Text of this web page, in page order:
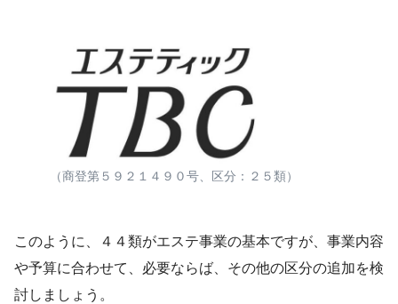
（商登第５９２１４９０号、区分：２５類）
このように、４４類がエステ事業の基本ですが、事業内容
や予算に合わせて、必要ならば、その他の区分の追加を検
討しましょう。